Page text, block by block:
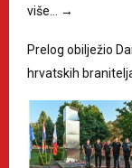
više… →
Prelog obilježio
hrvatskih